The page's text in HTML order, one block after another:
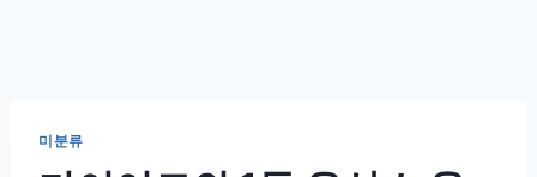
미분류